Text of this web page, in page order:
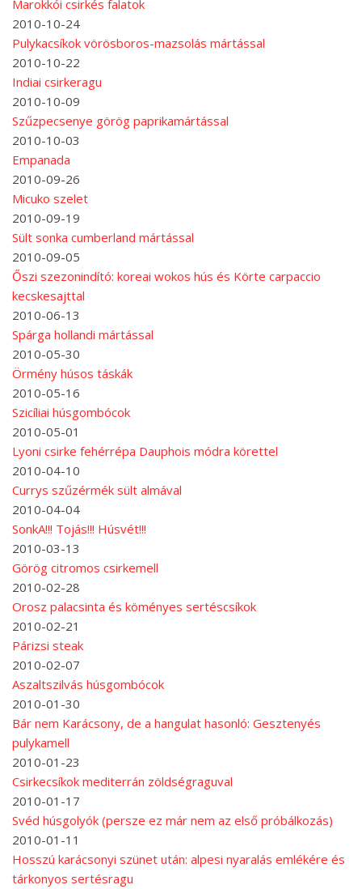
Marokkói csirkés falatok
2010-10-24
Pulykacsíkok vörösboros-mazsolás mártással
2010-10-22
Indiai csirkeragu
2010-10-09
Szűzpecsenye görög paprikamártással
2010-10-03
Empanada
2010-09-26
Micuko szelet
2010-09-19
Sült sonka cumberland mártással
2010-09-05
Őszi szezonindító: koreai wokos hús és Körte carpaccio
kecskesajttal
2010-06-13
Spárga hollandi mártással
2010-05-30
Örmény húsos táskák
2010-05-16
Szicíliai húsgombócok
2010-05-01
Lyoni csirke fehérrépa Dauphois módra körettel
2010-04-10
Currys szűzérmék sült almával
2010-04-04
SonkA!!! Tojás!!! Húsvét!!!
2010-03-13
Görög citromos csirkemell
2010-02-28
Orosz palacsinta és köményes sertéscsíkok
2010-02-21
Párizsi steak
2010-02-07
Aszaltszilvás húsgombócok
2010-01-30
Bár nem Karácsony, de a hangulat hasonló: Gesztenyés
pulykamell
2010-01-23
Csirkecsíkok mediterrán zöldségraguval
2010-01-17
Svéd húsgolyók (persze ez már nem az első próbálkozás)
2010-01-11
Hosszú karácsonyi szünet után: alpesi nyaralás emlékére és
tárkonyos sertésragu